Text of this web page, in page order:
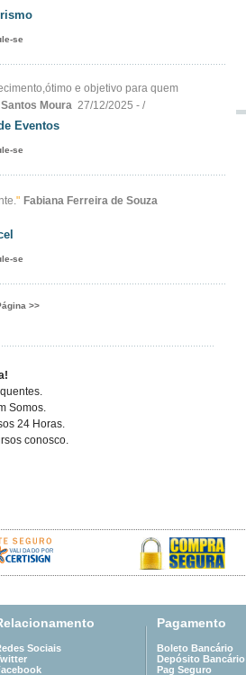
se
e objetivo para quem
Moura 27/12/2025 - /
Eventos
se
" Fabiana Ferreira de Souza
se
>>
Somos.
24 Horas.
conosco.
Sociais
Pagamento
Boleto Bancário
Depósito Bancário
Pag Seguro